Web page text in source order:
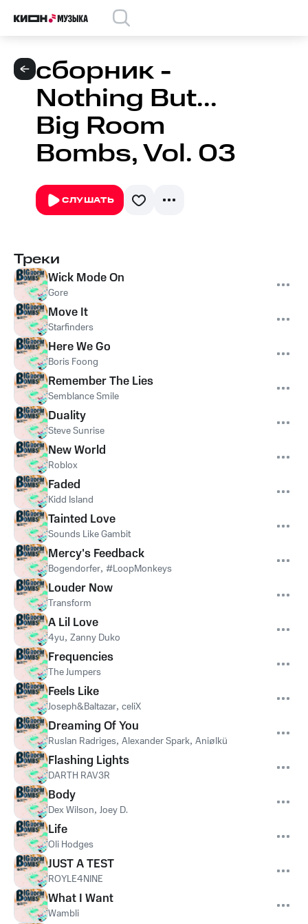
сборник -
Nothing But...
Big Room
Bombs, Vol. 03
СЛУШАТЬ
Треки
Wick Mode On
Gore
Move It
Starfinders
Here We Go
Boris Foong
Remember The Lies
Semblance Smile
Duality
Steve Sunrise
New World
Roblox
Faded
Kidd Island
Tainted Love
Sounds Like Gambit
Mercy's Feedback
Bogendorfer, #LoopMonkeys
Louder Now
Transform
A Lil Love
4yu, Zanny Duko
Frequencies
The Jumpers
Feels Like
Joseph&Baltazar, celiX
Dreaming Of You
Ruslan Radriges, Alexander Spark, Aniølkü
Flashing Lights
DARTH RAV3R
Body
Dex Wilson, Joey D.
Life
Oli Hodges
JUST A TEST
ROYLE4NINE
What I Want
Wambli